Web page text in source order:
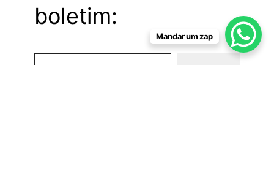
boletim:
Digite seu e-mail…
Mandar um zap